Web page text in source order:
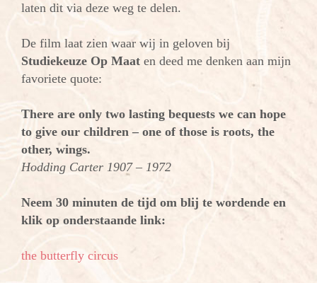
laten dit via deze weg te delen.
De film laat zien waar wij in geloven bij
Studiekeuze Op Maat en deed me denken aan mijn
favoriete quote:
There are only two lasting bequests we can hope
to give our children – one of those is roots, the
other, wings.
Hodding Carter 1907 – 1972
Neem 30 minuten de tijd om blij te wordende en
klik op onderstaande link:
the butterfly circus